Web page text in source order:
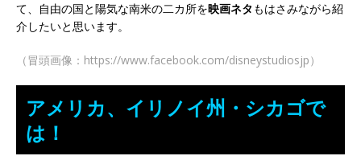
て、自由の国と陽気な南米の二カ所を映画ネタ もはさみながら紹
介したいと思います。
（冒頭画像：https://www.facebook.com/disneystudiosjp）
アメリカ、イリノイ州・シカゴで
は！